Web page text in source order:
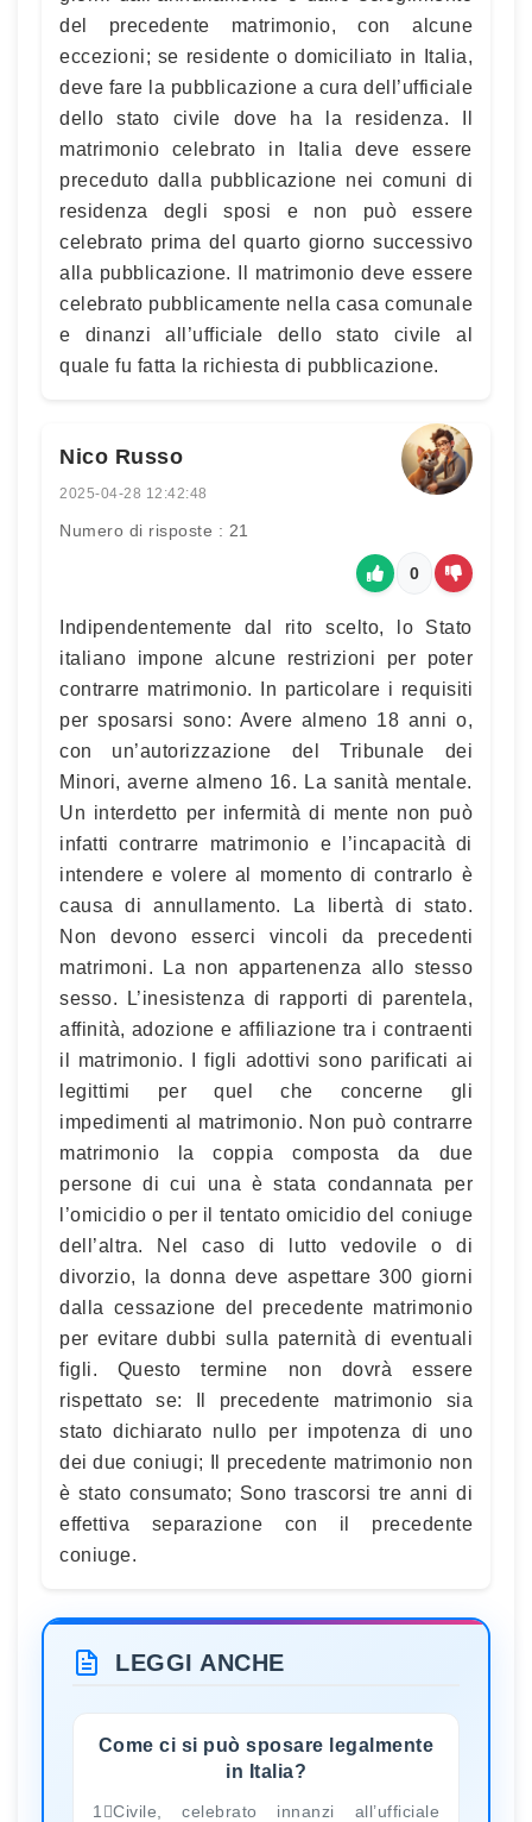
del precedente matrimonio, con alcune
eccezioni; se residente o domiciliato in Italia,
deve fare la pubblicazione a cura dell’ufficiale
dello stato civile dove ha la residenza. Il
matrimonio celebrato in Italia deve essere
preceduto dalla pubblicazione nei comuni di
residenza degli sposi e non può essere
celebrato prima del quarto giorno successivo
alla pubblicazione. Il matrimonio deve essere
celebrato pubblicamente nella casa comunale
e dinanzi all’ufficiale dello stato civile al
quale fu fatta la richiesta di pubblicazione.
Nico Russo
2025-04-28 12:42:48
Numero di risposte : 21
0
Indipendentemente dal rito scelto, lo Stato
italiano impone alcune restrizioni per poter
contrarre matrimonio. In particolare i requisiti
per sposarsi sono: Avere almeno 18 anni o,
con un’autorizzazione del Tribunale dei
Minori, averne almeno 16. La sanità mentale.
Un interdetto per infermità di mente non può
infatti contrarre matrimonio e l’incapacità di
intendere e volere al momento di contrarlo è
causa di annullamento. La libertà di stato.
Non devono esserci vincoli da precedenti
matrimoni. La non appartenenza allo stesso
sesso. L’inesistenza di rapporti di parentela,
affinità, adozione e affiliazione tra i contraenti
il matrimonio. I figli adottivi sono parificati ai
legittimi per quel che concerne gli
impedimenti al matrimonio. Non può contrarre
matrimonio la coppia composta da due
persone di cui una è stata condannata per
l’omicidio o per il tentato omicidio del coniuge
dell’altra. Nel caso di lutto vedovile o di
divorzio, la donna deve aspettare 300 giorni
dalla cessazione del precedente matrimonio
per evitare dubbi sulla paternità di eventuali
figli. Questo termine non dovrà essere
rispettato se: Il precedente matrimonio sia
stato dichiarato nullo per impotenza di uno
dei due coniugi; Il precedente matrimonio non
è stato consumato; Sono trascorsi tre anni di
effettiva separazione con il precedente
coniuge.
LEGGI ANCHE
Come ci si può sposare legalmente
in Italia?
1Civile, celebrato innanzi all’ufficiale